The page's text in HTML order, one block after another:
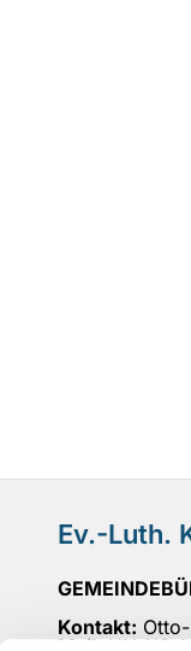
Ev.-Luth.
Kontakt:
Mail: UN-KG-